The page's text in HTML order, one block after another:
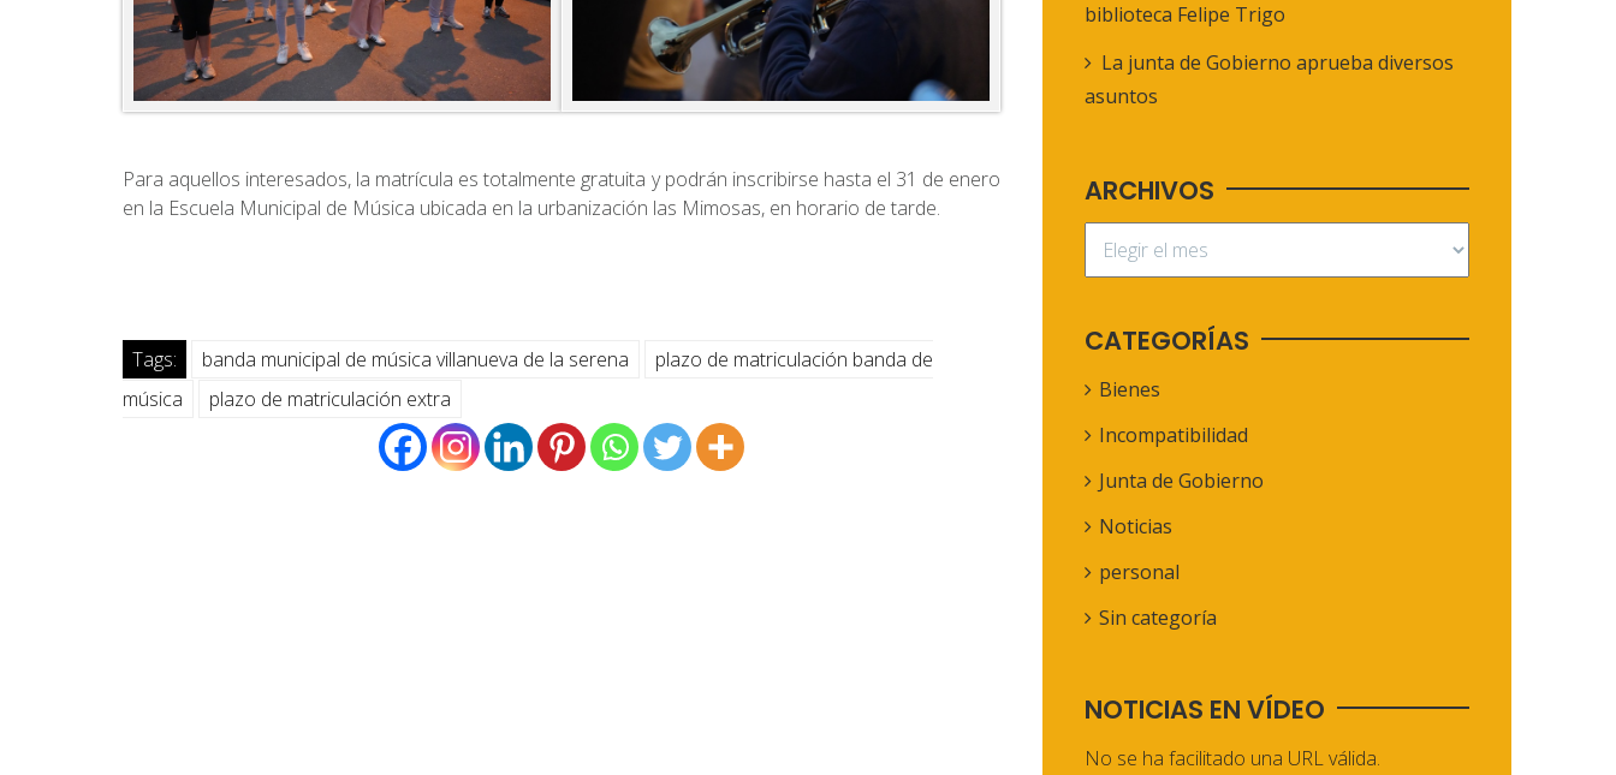
Para aquellos interesados, la matrícula es totalmente gratuita y podrán inscribirse hasta el 31 de enero
en la Escuela Municipal de Música ubicada en la urbanización las Mimosas, en horario de tarde.
Tags: banda municipal de música villanueva de la serena
plazo de matriculación banda de
música
plazo de matriculación extra
biblioteca Felipe Trigo
La junta de Gobierno aprueba diversos
asuntos
ARCHIVOS
CATEGORÍAS
Bienes
Incompatibilidad
Junta de Gobierno
Noticias
personal
Sin categoría
NOTICIAS EN VÍDEO
No se ha facilitado una URL válida.